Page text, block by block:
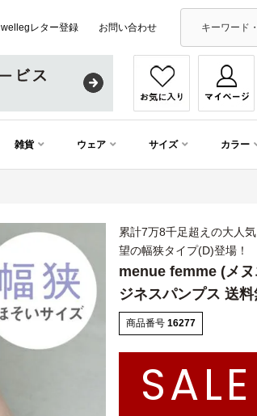
wellegレター登録 お問い合わせ
雑貨 ウェア サイズ カラー
累計7万8千足超えの大人
望の幅狭タイプ(D)登場！
menue femme (メ
ジネスパンプス 送
商品番号 16277
SALE